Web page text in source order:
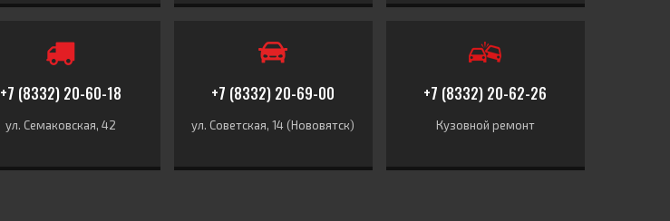
+7 (8332) 20-60-18
ул. Семаковская, 42
+7 (8332) 20-69-00
ул. Советская, 14 (Нововятск)
+7 (8332) 20-62-26
Кузовной ремонт